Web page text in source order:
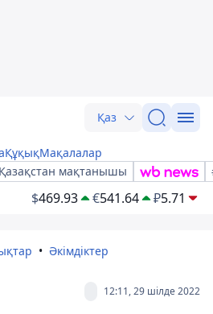
Қаз
ҚұқықМақалалар
мақтанышы
$469.93 €541.64 ₽5.71
Әкімдіктер
12:11, 29 шілде 2022